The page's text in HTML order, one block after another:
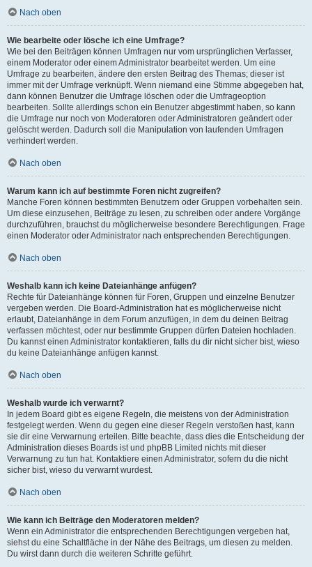
Nach oben
Wie bearbeite oder lösche ich eine Umfrage?
Wie bei den Beiträgen können Umfragen nur vom ursprünglichen Verfasser,
einem Moderator oder einem Administrator bearbeitet werden. Um eine
Umfrage zu bearbeiten, ändere den ersten Beitrag des Themas; dieser ist
immer mit der Umfrage verknüpft. Wenn niemand eine Stimme abgegeben hat,
dann können Benutzer die Umfrage löschen oder die Umfrageoption
bearbeiten. Sollte allerdings schon ein Benutzer abgestimmt haben, so kann
die Umfrage nur noch von Moderatoren oder Administratoren geändert oder
gelöscht werden. Dadurch soll die Manipulation von laufenden Umfragen
verhindert werden.
Nach oben
Warum kann ich auf bestimmte Foren nicht zugreifen?
Manche Foren können bestimmten Benutzern oder Gruppen vorbehalten sein.
Um diese einzusehen, Beiträge zu lesen, zu schreiben oder andere Vorgänge
durchzuführen, brauchst du möglicherweise besondere Berechtigungen. Frage
einen Moderator oder Administrator nach entsprechenden Berechtigungen.
Nach oben
Weshalb kann ich keine Dateianhänge anfügen?
Rechte für Dateianhänge können für Foren, Gruppen und einzelne Benutzer
vergeben werden. Die Board-Administration hat es möglicherweise nicht
erlaubt, Dateianhänge in dem Forum anzufügen, in dem du deinen Beitrag
verfassen möchtest, oder nur bestimmte Gruppen dürfen Dateien hochladen.
Du kannst einen Administrator kontaktieren, falls du dir nicht sicher bist, wieso
du keine Dateianhänge anfügen kannst.
Nach oben
Weshalb wurde ich verwarnt?
In jedem Board gibt es eigene Regeln, die meistens von der Administration
festgelegt werden. Wenn du gegen eine dieser Regeln verstoßen hast, kann
sie dir eine Verwarnung erteilen. Bitte beachte, dass dies die Entscheidung der
Administration dieses Boards ist und phpBB Limited nichts mit dieser
Verwarnung zu tun hat. Kontaktiere einen Administrator, sofern du die nicht
sicher bist, wieso du verwarnt wurdest.
Nach oben
Wie kann ich Beiträge den Moderatoren melden?
Wenn ein Administrator die entsprechenden Berechtigungen vergeben hat,
siehst du eine Schaltfläche in der Nähe des Beitrags, um diesen zu melden.
Du wirst dann durch die weiteren Schritte geführt.